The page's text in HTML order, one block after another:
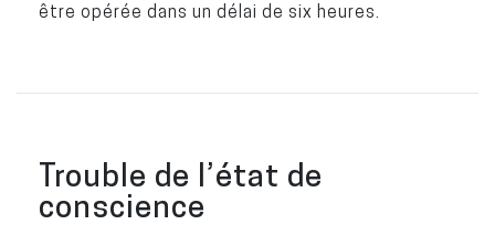
être opérée dans un délai de six heures.
Trouble de l’état de
conscience